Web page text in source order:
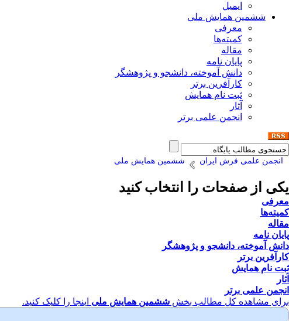
ایمیل
ششمین همایش ملی
معرفی
کمیته‌ها
مقاله
پایان نامه
دانش آموخته، دانشجو و پژوهشگر
کارآفرین برتر
ثبت نام همایش
آثار
انجمن علمی برتر
انجمن علمی فرش ایران ششمین همایش ملی
یکی از صفحات را انتخاب کنید
معرفی
کمیته‌ها
مقاله
پایان نامه
دانش آموخته، دانشجو و پژوهشگر
کارآفرین برتر
ثبت نام همایش
آثار
انجمن علمی برتر
برای مشاهده کل مطالب بخش ششمین همایش ملی اینجا را کلیک کنید.